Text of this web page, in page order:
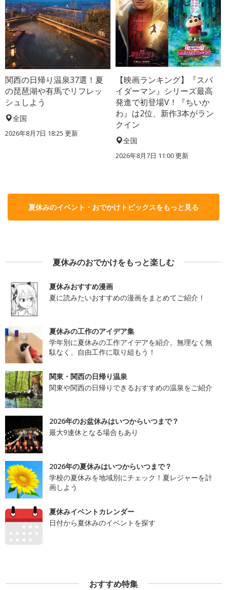
関西の日帰り温泉37選！夏
の琵琶湖や有馬でリフレッ
シュしよう
全国
2026年8月7日 18:25 更新
【映画ランキング】『スパ
イダーマン』シリーズ最高
発進で初登場V！『ちいか
わ』は2位、新作3本がラン
クイン
全国
2026年8月7日 11:00更新
夏休みのイベント・おでかけトピックスをもっと見る
夏休みのおでかけをもっと楽しむ
夏休みおすすめ漫画
夏に読みたいおすすめの漫画をまとめてご紹介！
夏休みの工作のアイデア集
学年別に夏休みの工作アイデアを紹介。無理なく無
駄なく、自由工作に取り組もう！
関東・関西の日帰り温泉
関東や関西の日帰りできるおすすめの温泉をご紹介
2026年のお盆休みはいつからいつまで？
最大9連休となる場合もあり
2026年の夏休みはいつからいつまで？
学校の夏休みを地域別にチェック！夏レジャーを計
画しよう
夏休みイベントカレンダー
日付から夏休みのイベントを探す
おすすめ特集